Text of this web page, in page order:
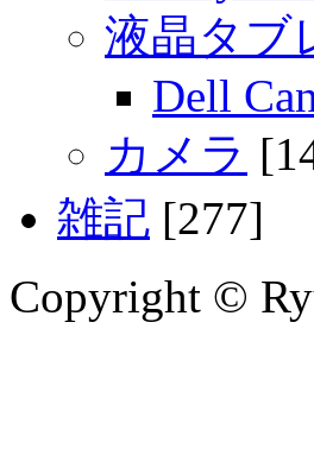
液晶タブ
Dell
カメラ
雑記 [277]
Copyright ©